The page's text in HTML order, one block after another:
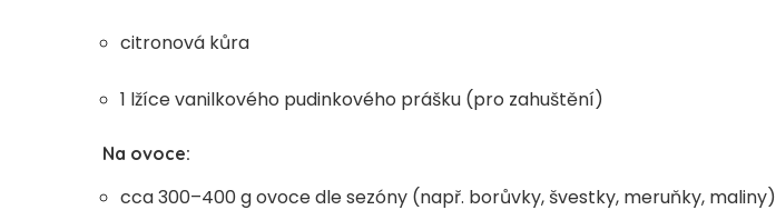
citronová kůra
1 lžíce vanilkového pudinkového prášku (pro zahuštění)
Na ovoce:
cca 300–400 g ovoce dle sezóny (např. borůvky, švestky, meruňky, maliny)